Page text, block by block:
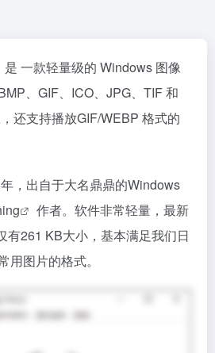
是 一款轻量级的 Windows 图像
、GIF、ICO、JPG、TIF 和
还支持播放GIF/WEBP 格式的
，出自于大名鼎鼎的Windows
作者。软件非常轻量，最新
有261 KB大小，基本满足我们日
用图片的格式。